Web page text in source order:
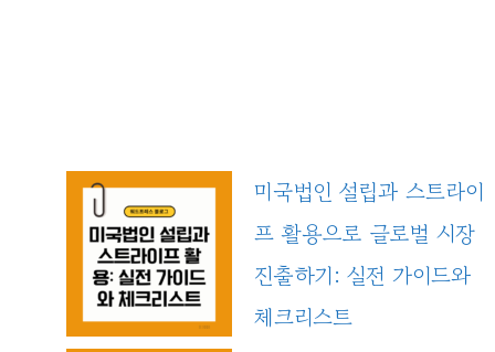
미국법인 설립과 스트라이
프 활용으로 글로벌 시장
진출하기: 실전 가이드와
체크리스트